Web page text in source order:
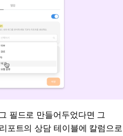
필드로 만들어두었다면 그
포트의 상담 테이블에 칼럼으로